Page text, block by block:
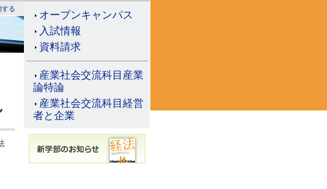
する
オープンキャンパス
入試情報
資料請求
産業社会交流科目産業
論特論
産業社会交流科目経営
者と企業